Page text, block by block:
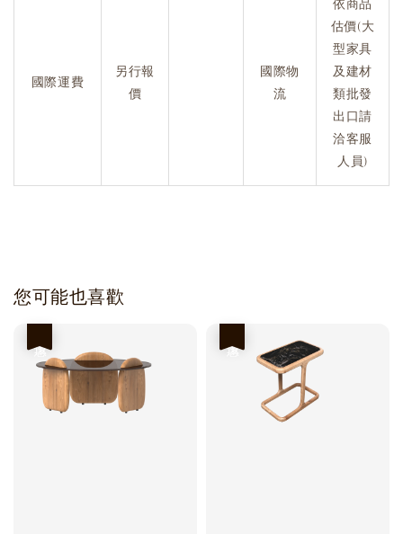
國際運費
另行報
價
國際物
流
依商品
估價(大
型家具
及建材
類批發
出口請
洽客服
人員)
您可能也喜歡